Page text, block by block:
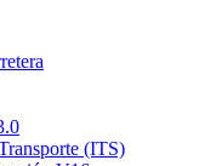
(ITS)